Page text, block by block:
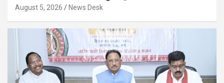
August 5, 2026 News Desk